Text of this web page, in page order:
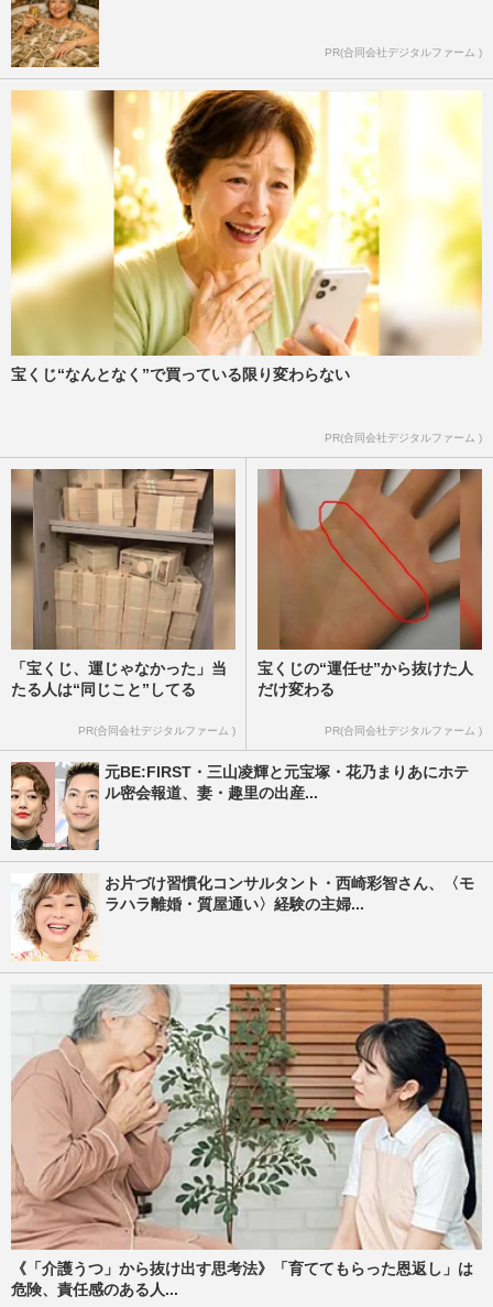
PR(合同会社デジタルファーム )
宝くじ“なんとなく”で買っている限り変わらない
PR(合同会社デジタルファーム )
「宝くじ、運じゃなかった」当
たる人は“同じこと”してる
PR(合同会社デジタルファーム )
宝くじの“運任せ”から抜けた人
だけ変わる
PR(合同会社デジタルファーム )
元BE:FIRST・三山凌輝と元宝塚・花乃まりあにホテ
ル密会報道、妻・趣里の出産...
お片づけ習慣化コンサルタント・西崎彩智さん、〈モ
ラハラ離婚・質屋通い〉経験の主婦...
《「介護うつ」から抜け出す思考法》「育ててもらった恩返し」は
危険、責任感のある人...